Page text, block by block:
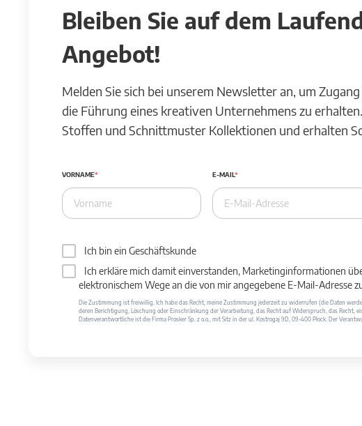
Bleiben Sie auf dem
Angebot!
Melden Sie sich bei unserem Newsletter an, um
die Führung eines kreativen Unternehmens zu
Stoffen und Schnittmuster Kollektionen und erhalten
VORNAME E-MAIL
Ich bin ein Geschäftskunde
Ich erkläre mich damit einverstanden, Marketinginformationen
elektronischem Wege an die von mir angegebene E-Mail-Adresse
Die Zustimmung ist freiwillig. Ich habe das Recht, meine Zustimmung jederzeit zu widerrufen (die Daten
deren Berichtigung, Löschung oder Einschränkung der Verarbeitung, das Recht auf Widerspruch, das Recht,
Datenverantwortliche ist die Firma Prosker Sp. z o.o., mit Sitz in der ul. Kostrogaj 9D, 09-400 Płock. Der